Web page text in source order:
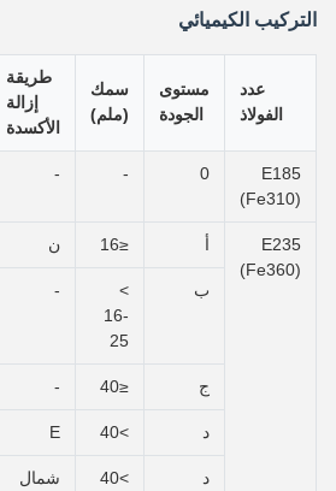
التركيب الكيميائي
عدد
الفولاذ
مستوى
الجودة
سمك
(ملم)
طريقة
إزالة
الأكسدة
E185
(Fe310)
0
-
-
E235
(Fe360)
أ ≤16 ن
ب
>
16-
25
-
ج ≤40
-
د >40
E
د >40
شمال